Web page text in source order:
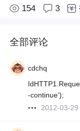
154 3
全部评论
cdchq
-continue');
2012-03-29